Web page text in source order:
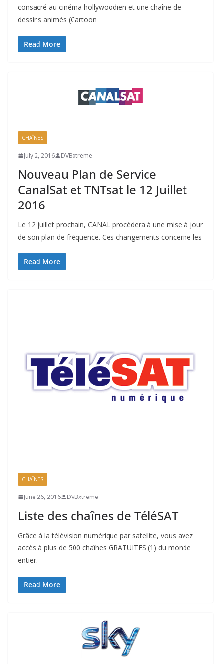
consacré au cinéma hollywoodien et une chaîne de
dessins animés (Cartoon
Read More
CHAÎNES
July 2, 2016 DVBxtreme
Nouveau Plan de Service
CanalSat et TNTsat le 12 Juillet
2016
Le 12 juillet prochain, CANAL procédera à une mise à jour
de son plan de fréquence. Ces changements concerne les
Read More
CHAÎNES
June 26, 2016 DVBxtreme
Liste des chaînes de TéléSAT
Grâce à la télévision numérique par satellite, vous avez
accès à plus de 500 chaînes GRATUITES (1) du monde
entier.
Read More